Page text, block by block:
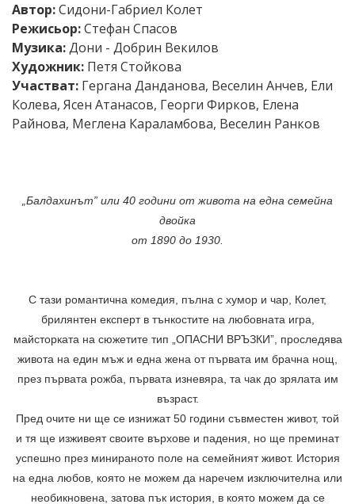
Автор:Сидони-Габриел Колет
Режисьор:Стефан Спасов
Музика:Дони - Добрин Векилов
Художник: Петя Стойкова
Участват: Гергана Данданова, Веселин Анчев, Ели
Колева, Ясен Атанасов, Георги Фирков, Елена
Райнова, Меглена Караламбова, Веселин Ранков
„Балдахинът” или 40 години от живота на една семейна
двойка
от 1890 до 1930.
С тази романтична комедия, пълна с хумор и чар, Колет,
брилянтен експерт в тънкостите на любовната игра,
майсторката на сюжетите тип „ОПАСНИ ВРЪЗКИ”, проследява
живота на един мъж и една жена от първата им брачна нощ,
през първата рожба, първата изневяра, та чак до зрялата им
възраст.
Пред очите ни ще се изнижат 50 години съвместен живот, той
и тя ще изживеят своите върхове и падения, но ще преминат
успешно през минираното поле на семейният живот. История
на една любов, която не можем да наречем изключителна или
необикновена, затова пък история, в която можем да се